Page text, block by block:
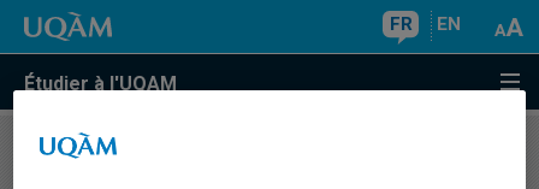
FR EN
Étudier à l'UQAM
COURS//